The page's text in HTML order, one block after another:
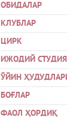
ОБИДАЛАР
КЛУБЛАР
ЦИРК
ИЖОДИЙ
ЎЙИН
БОҒЛАР
ФАОЛ ҲОРДИҚ